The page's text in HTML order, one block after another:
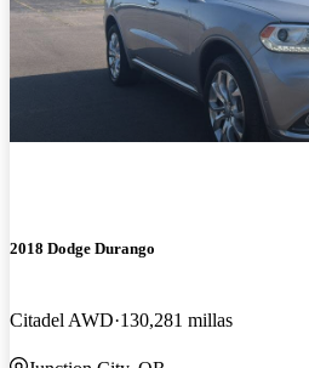
2018 Dodge Durango
Citadel AWD 130,281 millas